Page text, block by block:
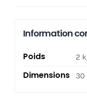
Rolling
Magazine
Information
Poids 2
Dimensions 30